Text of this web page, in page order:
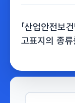
「산업안전보
고표지의 종